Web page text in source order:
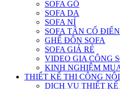
SOFA GỖ
SOFA DA
SOFA NỈ
SOFA TÂN CỔ ĐIỂN
GHẾ ĐÔN SOFA
SOFA GIÁ RẺ
VIDEO GIA CÔNG
KINH NGHIỆM
THIẾT KẾ THI CÔNG
DỊCH VỤ THIẾT